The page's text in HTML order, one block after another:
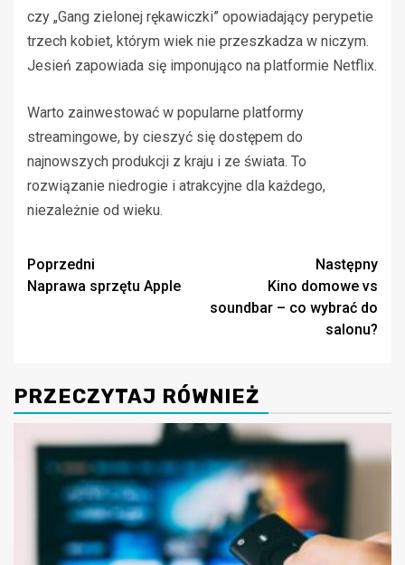
czy „Gang zielonej rękawiczki” opowiadający perypetie
trzech kobiet, którym wiek nie przeszkadza w niczym.
Jesień zapowiada się imponująco na platformie Netflix.
Warto zainwestować w popularne platformy
streamingowe, by cieszyć się dostępem do
najnowszych produkcji z kraju i ze świata. To
rozwiązanie niedrogie i atrakcyjne dla każdego,
niezależnie od wieku.
Zobacz
wpisy
Poprzedni
Naprawa sprzętu Apple
Następny
Kino domowe vs
soundbar – co wybrać do
salonu?
PRZECZYTAJ RÓWNIEŻ